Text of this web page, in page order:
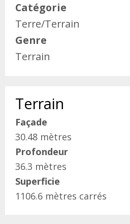
Catégorie
Terre/Terrain
Genre
Terrain
Terrain
Façade
30.48 mètres
Profondeur
36.3 mètres
Superficie
1106.6 mètres carrés